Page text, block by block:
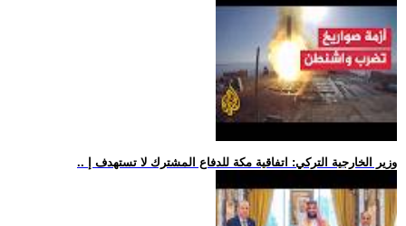
.. وزير الخارجية التركي: اتفاقية مكة للدفاع المشترك لا تستهدف إ